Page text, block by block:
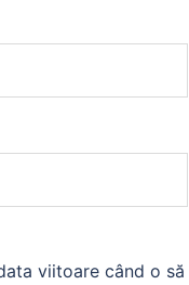
viitoare când o să